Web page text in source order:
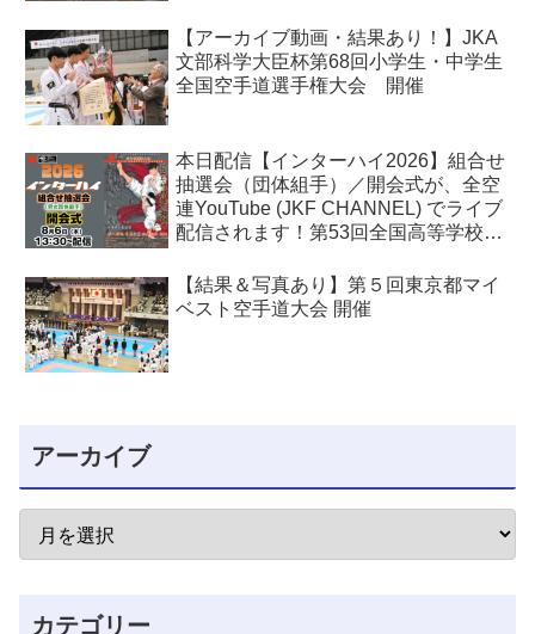
【アーカイブ動画・結果あり！】JKA
文部科学大臣杯第68回小学生・中学生
全国空手道選手権大会 開催
本日配信【インターハイ2026】組合せ
抽選会（団体組手）／開会式が、全空
連YouTube (JKF CHANNEL) でライブ
配信されます！第53回全国高等学校空
【結果＆写真あり】第５回東京都マイ
ベスト空手道大会 開催
アーカイブ
カテゴリー